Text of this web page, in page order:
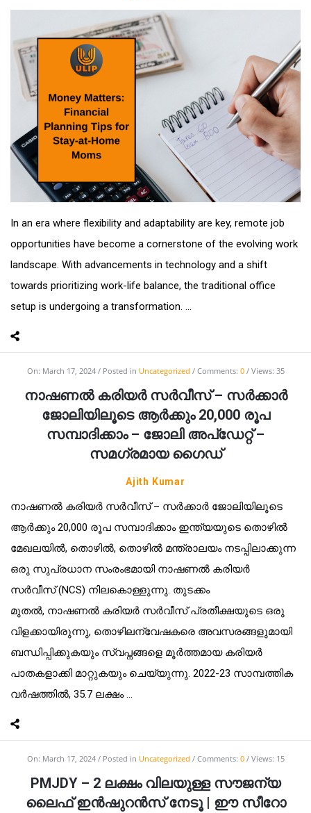
In an era where flexibility and adaptability are key, remote job
opportunities have become a cornerstone of the evolving work
landscape. With advancements in technology and a shift
towards prioritizing work-life balance, the traditional office
setup is undergoing a transformation. ...
On: March 17, 2024 Posted in Uncategorized Comments: 0 Views: 35
നാഷണൽ കരിയർ സർവീസ് – സർക്കാർ
ജോലിയിലൂടെ ആർക്കും 20,000 രൂപ
സമ്പാദിക്കാം – ജോലി അപ്ഡേറ്റ് –
സമഗ്രമായ ഗൈഡ്
Ajith Kumar
നാഷണൽ കരിയർ സർവീസ് – സർക്കാർ ജോലിയിലൂടെ
ആർക്കും 20,000 രൂപ സമ്പാദിക്കാം ഇന്ത്യയുടെ തൊഴിൽ
മേഖലയിൽ, തൊഴിൽ, തൊഴിൽ മന്ത്രാലയം നടപ്പിലാക്കുന്ന
ഒരു സുപ്രധാന സംരംഭമായി നാഷണൽ കരിയർ
സർവീസ് (NCS) നിലകൊള്ളുന്നു. തുടക്കം
മുതൽ, നാഷണൽ കരിയർ സർവീസ് പ്രതീക്ഷയുടെ ഒരു
വിളക്കായിരുന്നു, തൊഴിലന്വേഷകരെ അവസരങ്ങളുമായി
ബന്ധിപ്പിക്കുകയും സ്വപ്നങ്ങളെ മൂർത്തമായ കരിയർ
പാതകളാക്കി മാറ്റുകയും ചെയ്യുന്നു. 2022-23 സാമ്പത്തിക
വർഷത്തിൽ, 35.7 ലക്ഷം ...
On: March 17, 2024 Posted in Uncategorized Comments: 0 Views: 15
PMJDY – 2 ലക്ഷം വിലയുള്ള സൗജന്യ
ലൈഫ് ഇൻഷുറൻസ് നേടൂ | ഈ സീറോ